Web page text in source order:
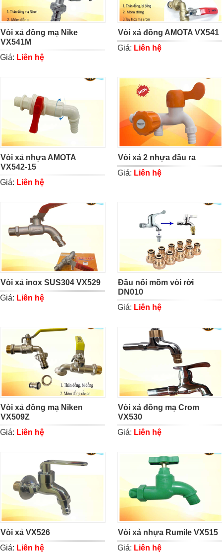
Vòi xả đồng mạ Nike
VX541M
Giá: Liên hệ
Vòi xả đồng AMOTA VX541
Giá: Liên hệ
Vòi xả nhựa AMOTA
VX542-15
Giá: Liên hệ
Vòi xả 2 nhựa đầu ra
Giá: Liên hệ
Vòi xả inox SUS304 VX529
Giá: Liên hệ
Đầu nối mõm vòi rời
DN010
Giá: Liên hệ
Vòi xả đồng mạ Niken
VX509Z
Giá: Liên hệ
Vòi xả đồng mạ Crom
VX530
Giá: Liên hệ
Vòi xả VX526
Giá: Liên hệ
Vòi xả nhựa Rumile VX515
Giá: Liên hệ